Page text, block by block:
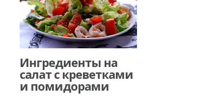
Ингредиенты на
салат с креветками
и помидорами